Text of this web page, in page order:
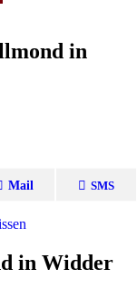
in
Mail SMS
in Widder